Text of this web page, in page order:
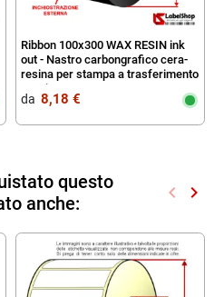
Ribbon 100x300 WAX RESIN ink
out - Nastro carbongrafico cera-
resina per stampa a trasferimento
termico
da‎ ‎ 8,18 €
questo
anche:
keyboard_arrow_left keyboard_arrow_right